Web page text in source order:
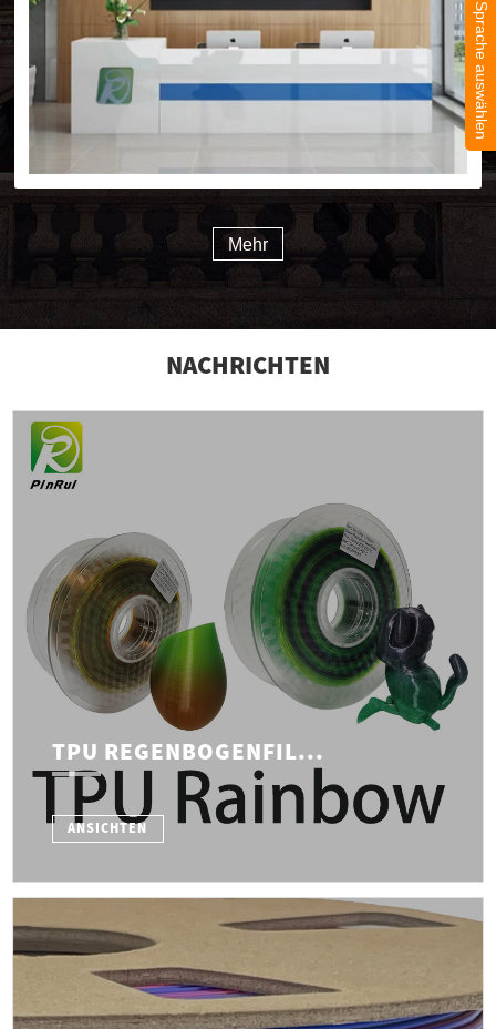
Mehr
NACHRICHTEN
TPU REGENBOGENFIL...
ANSICHTEN
Sprache auswählen